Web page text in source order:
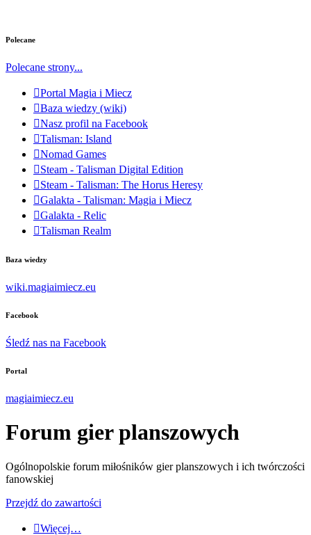
Polecane
Polecane strony...
Portal Magia i Miecz
Baza wiedzy (wiki)
Nasz profil na Facebook
Talisman: Island
Nomad Games
Steam - Talisman Digital Edition
Steam - Talisman: The Horus Heresy
Galakta - Talisman: Magia i Miecz
Galakta - Relic
Talisman Realm
Baza wiedzy
wiki.magiaimiecz.eu
Facebook
Śledź nas na Facebook
Portal
magiaimiecz.eu
Forum gier planszowych
Ogólnopolskie forum miłośników gier planszowych i ich twórczości
fanowskiej
Przejdź do zawartości
Więcej…